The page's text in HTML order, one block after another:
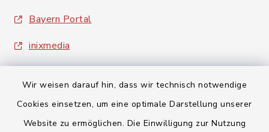
Wir weisen darauf hin, dass wir technisch notwendige
Cookies einsetzen, um eine optimale Darstellung unserer
Website zu ermöglichen. Die Einwilligung zur Nutzung
Bayern Portal
inixmedia